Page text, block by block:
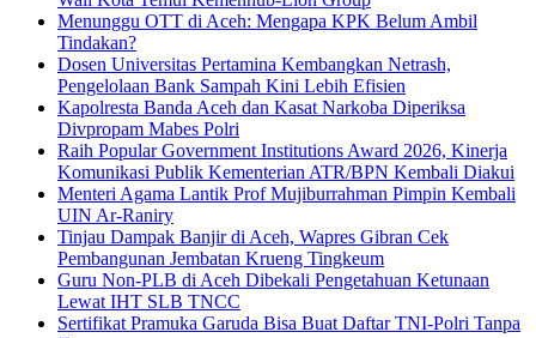
Menunggu OTT di Aceh: Mengapa KPK Belum Ambil
Tindakan?
Dosen Universitas Pertamina Kembangkan Netrash,
Pengelolaan Bank Sampah Kini Lebih Efisien
Kapolresta Banda Aceh dan Kasat Narkoba Diperiksa
Divpropam Mabes Polri
Raih Popular Government Institutions Award 2026, Kinerja
Komunikasi Publik Kementerian ATR/BPN Kembali Diakui
Menteri Agama Lantik Prof Mujiburrahman Pimpin Kembali
UIN Ar-Raniry
Tinjau Dampak Banjir di Aceh, Wapres Gibran Cek
Pembangunan Jembatan Krueng Tingkeum
Guru Non-PLB di Aceh Dibekali Pengetahuan Ketunaan
Lewat IHT SLB TNCC
Sertifikat Pramuka Garuda Bisa Buat Daftar TNI-Polri Tanpa